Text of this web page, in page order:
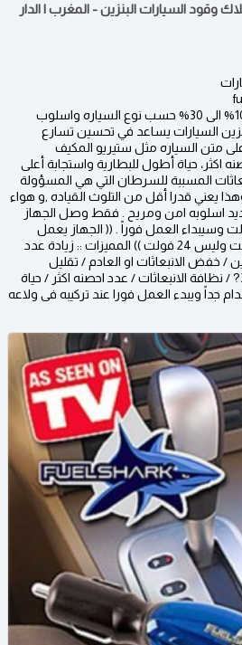
وقود السيارات البنزين - المغرب | الدار
السيارات يساعد في تحسين تسارع
متن السياره مثل ستيريو المكيف
اكثر، حياة أطول للبطارية واستجابة أعلى
المسببة للسرطان التي هي المسؤولة
وهذا يعني قدرا أقل من التلوث القياده ,و هواء
اسلوبه امن ومريح . فقط وصل الجهاز
ولاعه السجائر الـ 12 فولت وسيبداء العمل فوراً . (( الجهاز يعمل
فقط على مخرج كهرباء 12 فولت وليس 24 فولت )) المميزات :: زيادة عدد
/ خفض الانبعاثات او العادم / تقليل
استهلاك الوقود بنسبة حتى 30? / نظافة الانبعاثات / عدد احصنه اكثر / حياة
جداً ويبدء العمل فورا عند تركيبه فى ولاعه